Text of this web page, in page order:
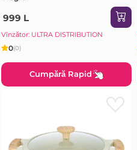
999 L
Vînzător: ULTRA DISTRIBUTION
0(0)
Cumpără Rapid